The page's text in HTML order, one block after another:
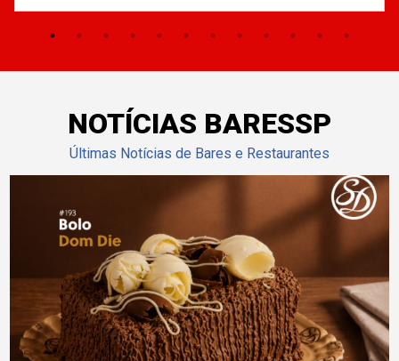
NOTÍCIAS BARESSP
Últimas Notícias de Bares e Restaurantes